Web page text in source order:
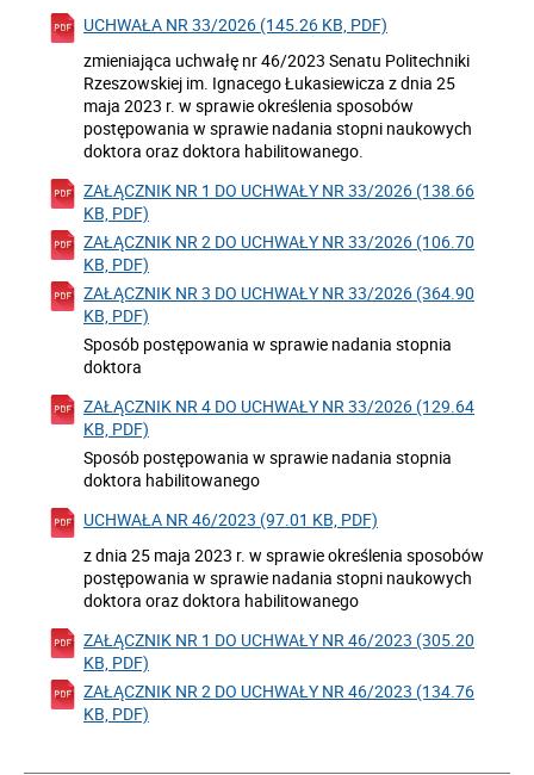
UCHWAŁA NR 33/2026 (145.26 KB, PDF)
zmieniająca uchwałę nr 46/2023 Senatu Politechniki
Rzeszowskiej im. Ignacego Łukasiewicza z dnia 25
maja 2023 r. w sprawie określenia sposobów
postępowania w sprawie nadania stopni naukowych
doktora oraz doktora habilitowanego.
ZAŁĄCZNIK NR 1 DO UCHWAŁY NR 33/2026 (138.66
KB, PDF)
ZAŁĄCZNIK NR 2 DO UCHWAŁY NR 33/2026 (106.70
KB, PDF)
ZAŁĄCZNIK NR 3 DO UCHWAŁY NR 33/2026 (364.90
KB, PDF)
Sposób postępowania w sprawie nadania stopnia
doktora
ZAŁĄCZNIK NR 4 DO UCHWAŁY NR 33/2026 (129.64
KB, PDF)
Sposób postępowania w sprawie nadania stopnia
doktora habilitowanego
UCHWAŁA NR 46/2023 (97.01 KB, PDF)
z dnia 25 maja 2023 r. w sprawie określenia sposobów
postępowania w sprawie nadania stopni naukowych
doktora oraz doktora habilitowanego
ZAŁĄCZNIK NR 1 DO UCHWAŁY NR 46/2023 (305.20
KB, PDF)
ZAŁĄCZNIK NR 2 DO UCHWAŁY NR 46/2023 (134.76
KB, PDF)